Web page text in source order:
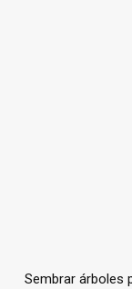
Sembrar árboles